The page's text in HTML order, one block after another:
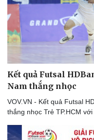
Thể thao
Bóng đá
Lịch thi đấu bóng đá
Thế giới thể thao
Hậu trường
Kết quả Futsal
Nam thắng nhọc
VOV.VN - Kết quả Futsal
thắng nhọc Trẻ TP.HCM